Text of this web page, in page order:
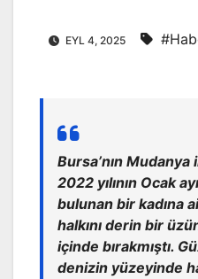
EYL 4, 2025
Bursa’nın Mudanya
2022 yılının Ocak
bulunan bir kadına
halkını derin bir
içinde bırakmıştı.
denizin yüzeyinde